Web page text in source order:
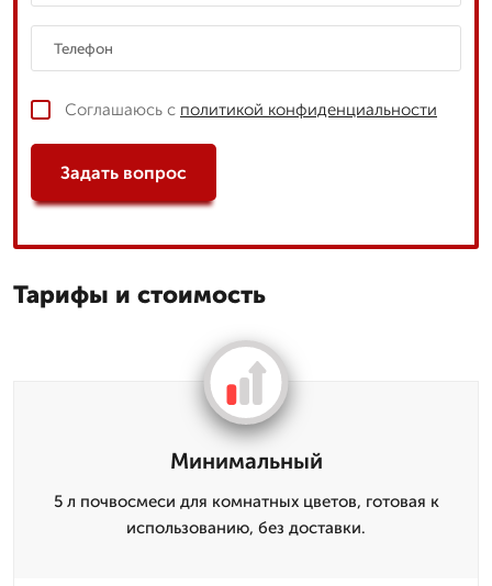
Соглашаюсь с политикой конфиденциальности
Задать вопрос
Тарифы и стоимость
Минимальный
5 л почвосмеси для комнатных цветов, готовая к
использованию, без доставки.